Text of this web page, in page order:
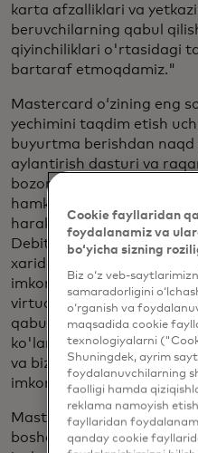
karta afzalliklari va
beruvchilarning qabul
qiyinchiliklari o'rtasidagi
bartaraf etmoqdamiz."
Mastercard oʻzining eng
yechimini taqdim etish
buyurtma berishdan naqd
aylantirish dasturi va
bozorida yetakchi boʻlgan
hamkorlik qildi. Minimal
harakatlarini talab
Debitorlik Qarzlarini
xaridorlarga tezda
imkonini beradi va
virtual karta to'lovlarini
qabul qilish imkonini
ko'lamda qabul qilishni
va biznes uchun karta
imkoniyatlarini oshiradi.
Mastercard debitorlik
boshqarish xizmati
Cookie fayllaridan
foydalanamiz va
bo‘yicha sizning
Biz o‘z veb-
samaradorligini
o‘rganish va
maqsadida cookie
texnologiyalarni
Shuningdek, ayrim
foydalanuvchilarning
faolligi hamda
reklama namoyish
fayllaridan
qanday cookie